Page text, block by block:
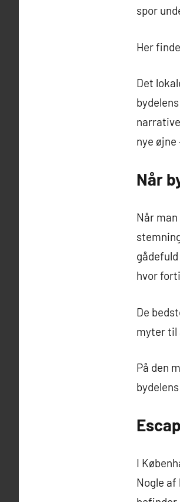
spor
Her
Det
nye øjne
Når
Når
hvor
De
myter til
På den
I
Nogle